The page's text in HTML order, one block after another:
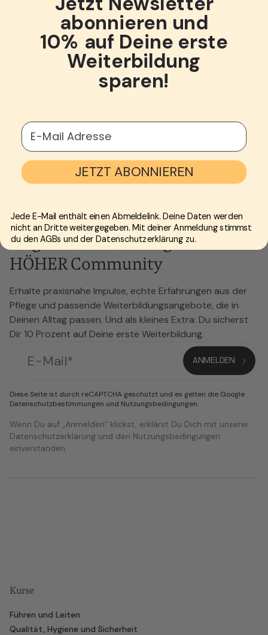
Sabine Voigt
Redakteurin für Pflegeweiterbildungen
Ich bin Sabine Voigt, Redakteurin bei der HÖHER Akademie. Mit
meiner Erfahrung in der Pflege und meinem Blick für Sprache
Pflegekräfte im Alltag motivieren und bestärken.
Folge dem Herzschlag der
HÖHER Community
Erhalte praxisnahe Impulse, echte Erfahrungen aus der
Pflege und passende Weiterbildungsangebote, die in
Deinen Alltag passen. Und als kleines Extra: Du sicherst
Dir 10 Prozent auf Deine erste Weiterbildung.
Diese Seite ist durch reCAPTCHA geschützt und es gelten die Google
Datenschutzbestimmungen und Nutzungsbedingungen.
Wenn Du auf „Anmelden“ klickst, erklärst Du Dich mit unserer
Datenschutzerklärung und den Nutzungsbedingungen
einverstanden.
Kurse
Führen und Leiten
Qualität, Hygiene und Sicherheit
abonnieren und
10% auf Deine erste
Weiterbildung
sparen!
E-Mail Adresse
JETZT ABONNIEREN
Jede E-Mail enthält einen Abmeldelink. Deine Daten werden
nicht an Dritte weitergegeben. Mit deiner Anmeldung stimmst
du den AGBs und der Datenschutzerklärung zu.